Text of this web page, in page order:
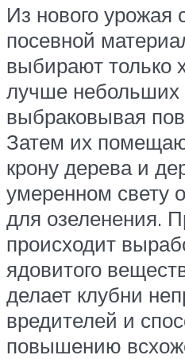
Из нового урожая
посевной
выбирают только
лучше небольших
выбраковывая
Затем их
крону дерева и
умеренном свету
для озеленения.
происходит
ядовитого
делает клубни
вредителей и
повышению